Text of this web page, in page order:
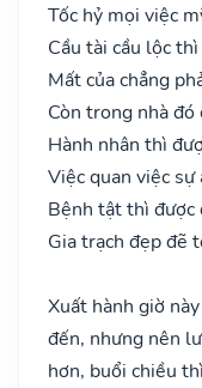
Tốc hỷ mọi việc
Cầu tài cầu lộc
Mất của chẳng
Còn trong nhà đó
Hành nhân thì
Việc quan việc
Bệnh tật thì được
Gia trạch đẹp đẽ
Xuất hành giờ
đến, nhưng nên
hơn, buổi chiều